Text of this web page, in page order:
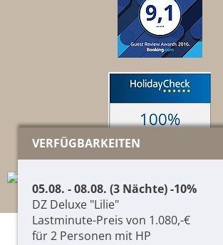
VERFÜGBARKEITEN
05.08. - 08.08. (3 Nächte) -10%
DZ Deluxe "Lilie"
Lastminute-Preis von 1.080,-€
für 2 Personen mit HP
© 2026 Pircher Helene & Co. KG,